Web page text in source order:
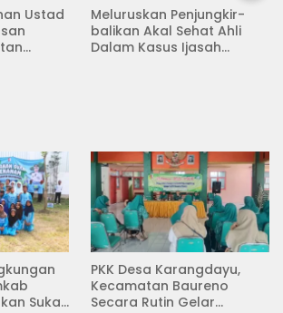
Ustad
Meluruskan Penjungkir-
balikan Akal Sehat Ahli
Dalam Kasus Ijasah
Suka
PKK Desa Karangdayu,
Kecamatan Baureno
Secara Rutin Gelar